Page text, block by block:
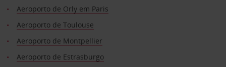
Aeroporto de Orly em Paris
Aeroporto de Toulouse
Aeroporto de Montpellier
Aeroporto de Estrasburgo